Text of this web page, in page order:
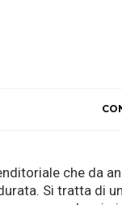
che da
Si tratta di